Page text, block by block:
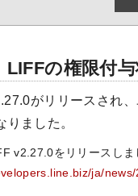
LIFFの権限付
がリリースされ
りました。
v2.27.0をリリースし
ja/